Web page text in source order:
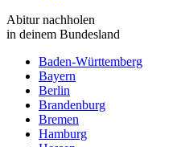
Abitur nachholen
in deinem Bundesland
Baden-Württemberg
Bayern
Berlin
Brandenburg
Bremen
Hamburg